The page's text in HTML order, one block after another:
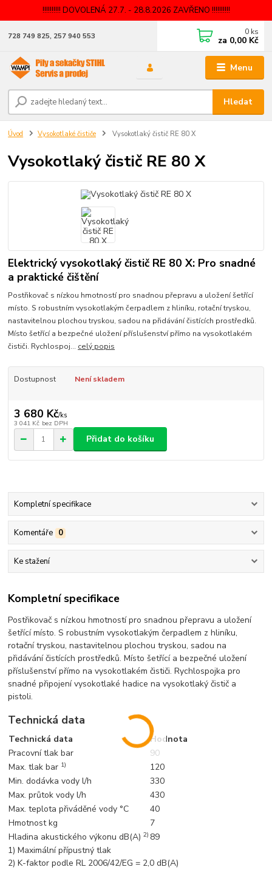
!!!!!!!!!! DOVOLENÁ 27.7. - 28.8.2026 ZAVŘENO !!!!!!!!!!
Menu
Hledat
728 749 825, 257 940 553 0 ks
za 0,00 Kč
Úvod Vysokotlaké čističe Vysokotlaký čistič RE 80 X
Vysokotlaký čistič RE 80 X
Elektrický vysokotlaký čistič RE 80 X: Pro snadné
a praktické čištění
Postřikovač s nízkou hmotností pro snadnou přepravu a uložení šetřící
místo. S robustním vysokotlakým čerpadlem z hliníku, rotační tryskou,
nastavitelnou plochou tryskou, sadou na přidávání čistících prostředků.
Místo šetřící a bezpečné uložení příslušenství přímo na vysokotlakém
čističi. Rychlospoj... celý popis
Dostupnost Není skladem
3 680 Kč/ks
3 041 Kč bez DPH
Přidat do košíku
Kompletní specifikace
Komentáře 0
Ke stažení
Kompletní specifikace
Postřikovač s nízkou hmotností pro snadnou přepravu a uložení
šetřící místo. S robustním vysokotlakým čerpadlem z hliníku,
rotační tryskou, nastavitelnou plochou tryskou, sadou na
přidávání čistících prostředků. Místo šetřící a bezpečné uložení
příslušenství přímo na vysokotlakém čističi. Rychlospojka pro
snadné připojení vysokotlaké hadice na vysokotlaký čistič a
pistoli.
Technická data
Technická data
Hodnota
Pracovní tlak bar
90
Max. tlak bar 1)
120
Min. dodávka vody l/h
330
Max. průtok vody l/h
430
Max. teplota přiváděné vody °C
40
Hmotnost kg
7
Hladina akustického výkonu dB(A)2) 89
1) Maximální přípustný tlak
2) K-faktor podle RL 2006/42/EG = 2,0 dB(A)